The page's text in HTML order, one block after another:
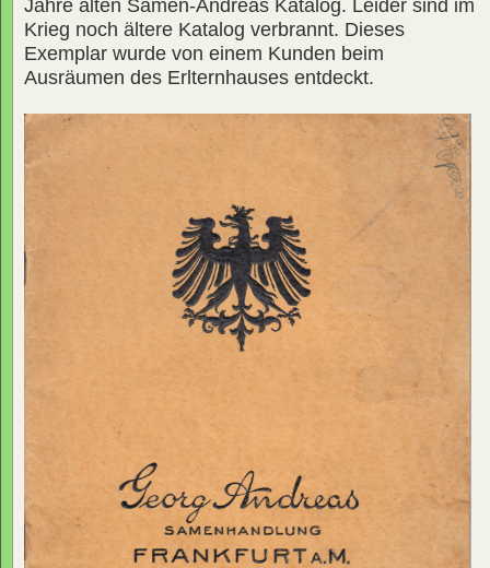
Jahre alten Samen-Andreas Katalog. Leider sind im
Krieg noch ältere Katalog verbrannt. Dieses
Exemplar wurde von einem Kunden beim
Ausräumen des Erlternhauses entdeckt.